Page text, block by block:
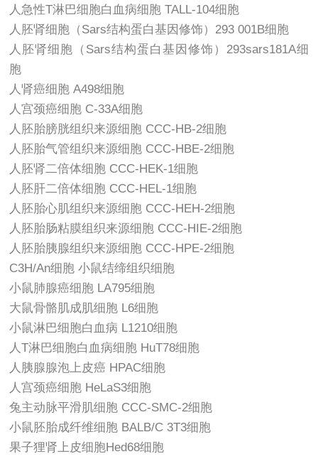
人急性T淋巴细胞白血病细胞 TALL-104细胞
人胚肾细胞（Sars结构蛋白基因修饰）293 001B细胞
人胚肾细胞（Sars结构蛋白基因修饰）293sars181A细
胞
人肾癌细胞 A498细胞
人宫颈癌细胞 C-33A细胞
人胚胎膀胱组织来源细胞 CCC-HB-2细胞
人胚胎气管组织来源细胞 CCC-HBE-2细胞
人胚肾二倍体细胞 CCC-HEK-1细胞
人胚肝二倍体细胞 CCC-HEL-1细胞
人胚胎心肌组织来源细胞 CCC-HEH-2细胞
人胚胎肠粘膜组织来源细胞 CCC-HIE-2细胞
人胚胎胰腺组织来源细胞 CCC-HPE-2细胞
C3H/An细胞 小鼠结缔组织细胞
小鼠肺腺癌细胞 LA795细胞
大鼠骨骼肌成肌细胞 L6细胞
小鼠淋巴细胞白血病 L1210细胞
人T淋巴细胞白血病细胞 HuT78细胞
人胰腺腺泡上皮癌 HPAC细胞
人宫颈癌细胞 HeLaS3细胞
兔主动脉平滑肌细胞 CCC-SMC-2细胞
小鼠胚胎成纤维细胞 BALB/C 3T3细胞
果子狸肾上皮细胞Hed68细胞